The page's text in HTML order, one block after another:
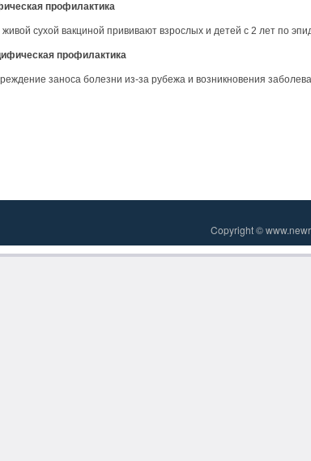
профилактика
сухой вакциной прививают взрослых и детей с 2 лет по
профилактика
заноса болезни из-за рубежа и возникновения
Copyright ©